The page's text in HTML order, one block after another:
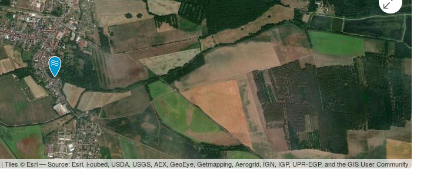
| Tiles © Esri — Source: Esri, i-cubed, USDA, USGS, AEX, GeoEye, Getmapping, Aerogrid, IGN, IGP, UPR-EGP, and the GIS User Community